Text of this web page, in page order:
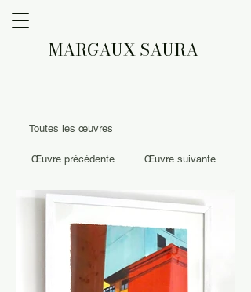
MARGAUX SAURA
Toutes les œuvres
Œuvre précédente Œuvre suivante